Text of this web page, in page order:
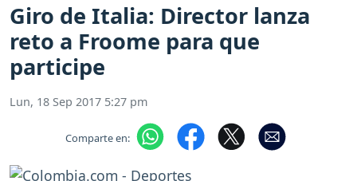
Giro de Italia: Director lanza
reto a Froome para que
participe
Lun, 18 Sep 2017 5:27 pm
Comparte en: